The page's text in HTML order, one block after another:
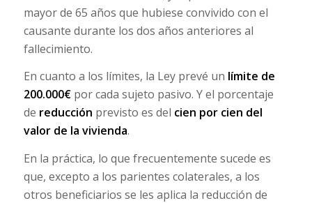
mayor de 65 años que hubiese convivido con el
causante durante los dos años anteriores al
fallecimiento.
En cuanto a los límites, la Ley prevé un límite de
200.000€por cada sujeto pasivo. Y el porcentaje
de reducción previsto es del cien por cien del
valor de la vivienda.
En la práctica, lo que frecuentemente sucede es
que, excepto a los parientes colaterales, a los
otros beneficiarios se les aplica la reducción de